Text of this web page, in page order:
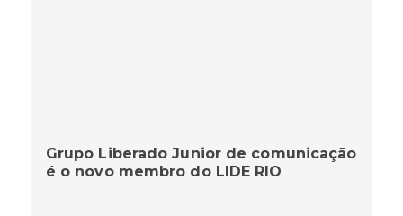
Grupo Liberado Junior de comunicação
é o novo membro do LIDE RIO